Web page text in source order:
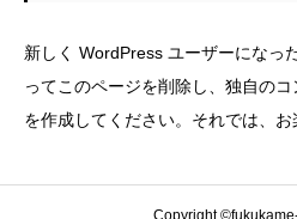
新しく WordPress ユーザーになっ
ってこのページを削除し、独自の
を作成してください。それでは、
Copyright